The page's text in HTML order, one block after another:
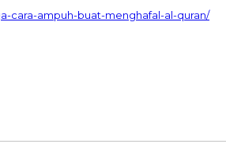
cara-ampuh-buat-menghafal-al-quran/